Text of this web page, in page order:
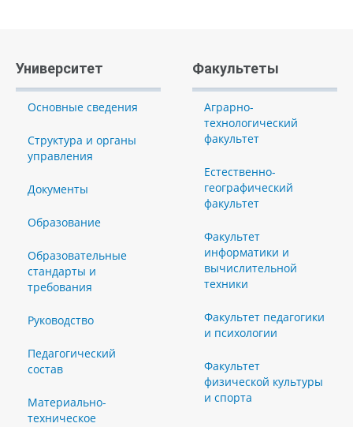
Университет
Основные сведения
Структура и органы
управления
Документы
Образование
Образовательные
стандарты и
требования
Руководство
Педагогический
состав
Материально-
техническое
Факультеты
Аграрно-
технологический
факультет
Естественно-
географический
факультет
Факультет
информатики и
вычислительной
техники
Факультет педагогики
и психологии
Факультет
физической культуры
и спорта